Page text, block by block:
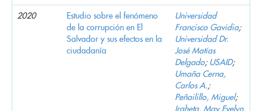
2020
Estudio sobre el fenómeno
de la corrupción en El
Salvador y sus efectos en la
ciudadanía
Universidad
Francisco Gavidia;
Universidad Dr.
José Matías
Delgado; USAID;
Umaña Cerna,
Carlos A.;
Peñailillo, Miguel;
Iraheta, May Evelyn